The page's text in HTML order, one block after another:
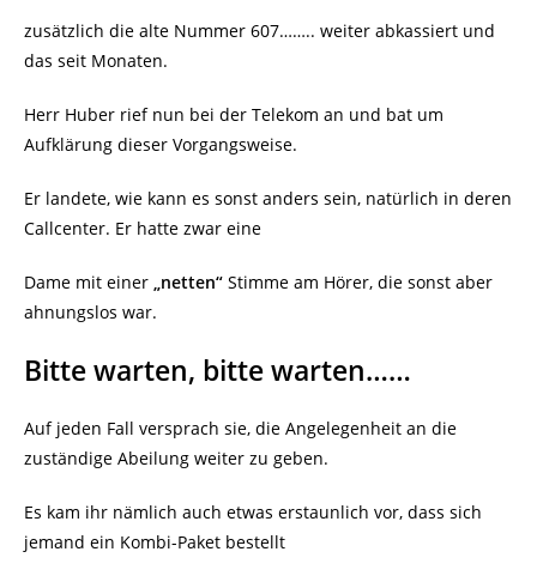
zusätzlich die alte Nummer 607…….. weiter abkassiert und
das seit Monaten.
Herr Huber rief nun bei der Telekom an und bat um
Aufklärung dieser Vorgangsweise.
Er landete, wie kann es sonst anders sein, natürlich in deren
Callcenter. Er hatte zwar eine
Dame mit einer „netten“ Stimme am Hörer, die sonst aber
ahnungslos war.
Bitte warten, bitte warten……
Auf jeden Fall versprach sie, die Angelegenheit an die
zuständige Abeilung weiter zu geben.
Es kam ihr nämlich auch etwas erstaunlich vor, dass sich
jemand ein Kombi-Paket bestellt